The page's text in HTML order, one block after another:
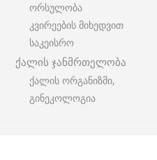
ორსულობა
კვირეების მიხედვით
საკეისრო
ქალის ჯანმრთელობა
ქალის ორგანიზმი,
გინეკოლოგია